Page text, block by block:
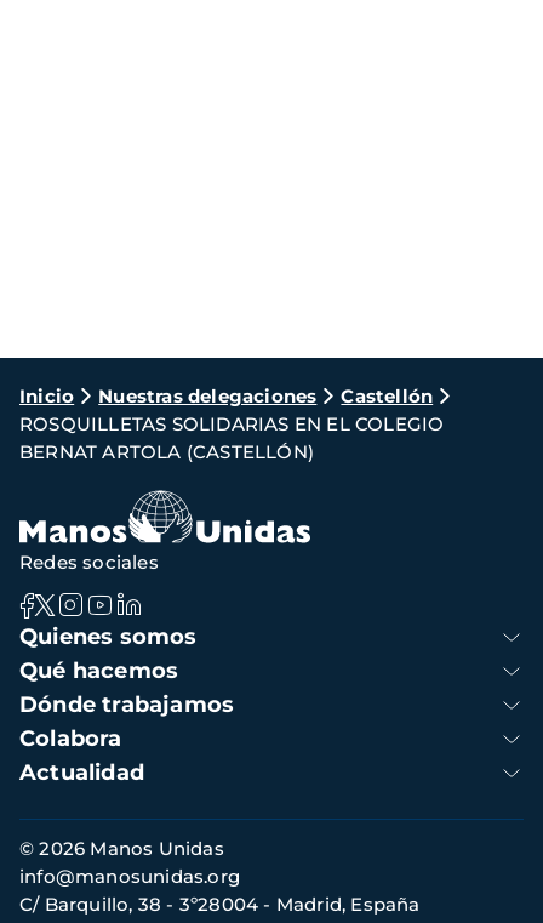
Ruta
de
navegación
Inicio Nuestras delegaciones
Castellón
ROSQUILLETAS SOLIDARIAS EN EL COLEGIO
BERNAT ARTOLA (CASTELLÓN)
Navegación
principal
Quienes somos
Qué hacemos
Dónde trabajamos
Colabora
Actualidad
Redes sociales
Información
de
contacto
© 2026 Manos Unidas
C/ Barquillo, 38 - 3º28004 - Madrid, España
info@manosunidas.org